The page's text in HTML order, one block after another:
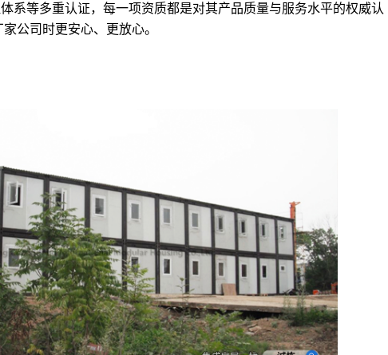
系等多重认证，每一项资质都是对其产品质量与服务水平的权威认
公司时更安心、更放心。